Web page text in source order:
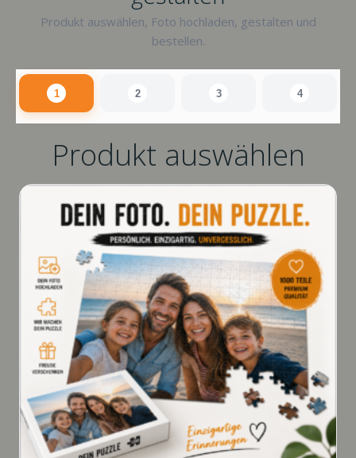
Produkt auswählen, Foto hochladen, gestalten und
bestellen.
1 2 3 4
Produkt auswählen